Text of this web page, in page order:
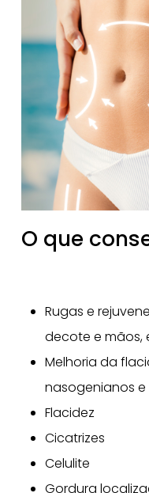
O que
Rugas e
decote e mãos,
Melhoria da
nasogenianos
Flacidez
Cicatrizes
Celulite
Gordura